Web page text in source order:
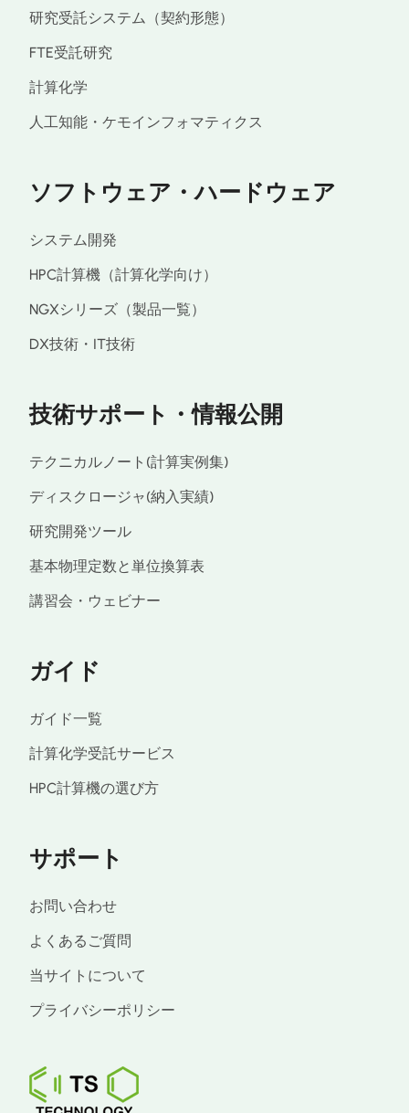
研究受託システム（契約形態）
FTE受託研究
計算化学
人工知能・ケモインフォマティクス
ソフトウェア・ハードウェア
システム開発
HPC計算機（計算化学向け）
NGXシリーズ（製品一覧）
DX技術・IT技術
技術サポート・情報公開
テクニカルノート(計算実例集)
ディスクロージャ(納入実績)
研究開発ツール
基本物理定数と単位換算表
講習会・ウェビナー
ガイド
ガイド一覧
計算化学受託サービス
HPC計算機の選び方
サポート
お問い合わせ
よくあるご質問
当サイトについて
プライバシーポリシー